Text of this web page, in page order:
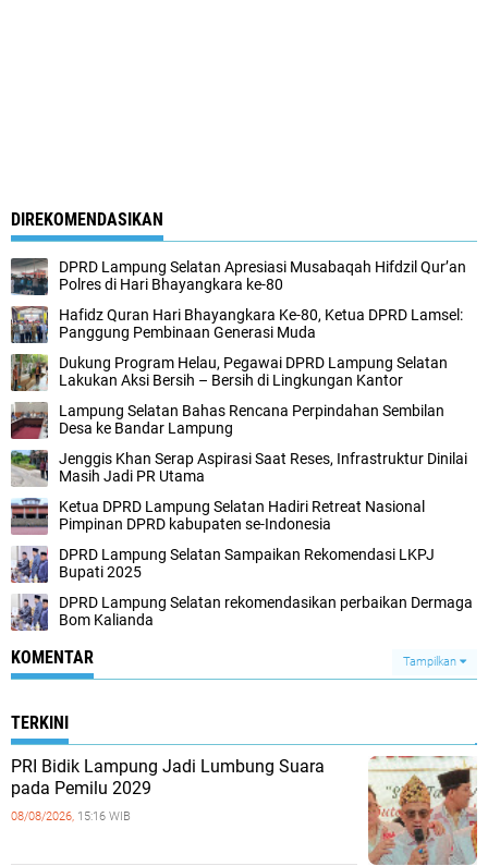
DIREKOMENDASIKAN
DPRD Lampung Selatan Apresiasi Musabaqah Hifdzil Qur’an
Polres di Hari Bhayangkara ke-80
Hafidz Quran Hari Bhayangkara Ke-80, Ketua DPRD Lamsel:
Panggung Pembinaan Generasi Muda
Dukung Program Helau, Pegawai DPRD Lampung Selatan
Lakukan Aksi Bersih – Bersih di Lingkungan Kantor
Lampung Selatan Bahas Rencana Perpindahan Sembilan
Desa ke Bandar Lampung
Jenggis Khan Serap Aspirasi Saat Reses, Infrastruktur Dinilai
Masih Jadi PR Utama
Ketua DPRD Lampung Selatan Hadiri Retreat Nasional
Pimpinan DPRD kabupaten se-Indonesia
DPRD Lampung Selatan Sampaikan Rekomendasi LKPJ
Bupati 2025
DPRD Lampung Selatan rekomendasikan perbaikan Dermaga
Bom Kalianda
KOMENTAR Tampilkan
TERKINI
PRI Bidik Lampung Jadi Lumbung Suara
pada Pemilu 2029
08/08/2026, 15:16 WIB